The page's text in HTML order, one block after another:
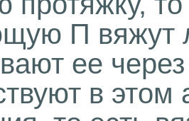
П вяжут
ее
в этом